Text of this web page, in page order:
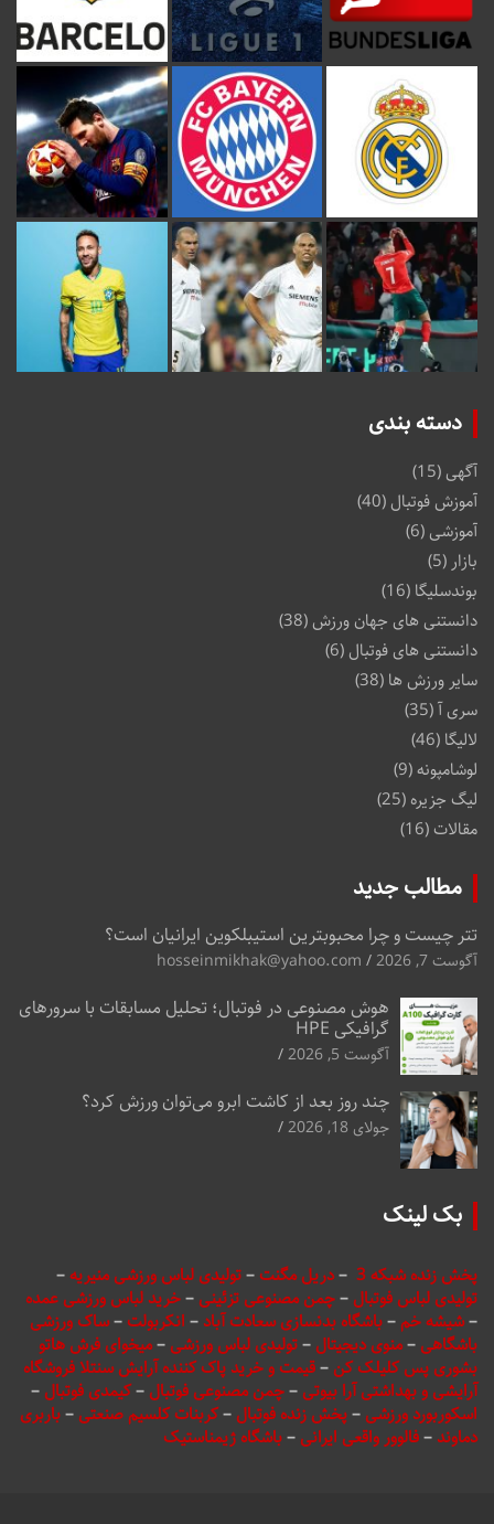
دسته بندی
آگهی(15)
آموزش فوتبال (40)
آموزشی(6)
بازار (5)
بوندسلیگا (16)
دانستنی های جهان ورزش(38)
دانستنی های فوتبال (6)
سایر ورزش ها (38)
سری آ(35)
لالیگا (46)
لوشامپونه(9)
لیگ جزیره (25)
مقالات(16)
مطالب جدید
تتر چیست و چرا محبوبترین استیبلکوین ایرانیان است؟
آگوست 7, 2026 hosseinmikhak@yahoo.com
هوش مصنوعی در فوتبال؛ تحلیل مسابقات با سرورهای
گرافیکی HPE
آگوست 5, 2026
چند روز بعد از کاشت ابرو می‌توان ورزش کرد؟
جولای 18, 2026
بک لینک
پخش زنده شبکه 3 –دریل مگنت–تولیدی لباس ورزشی منیریه–
تولیدی لباس فوتبال –چمن مصنوعی تزئینی –خرید لباس ورزشی عمده
–شیشه خم–باشگاه بدنسازی سعادت آباد – انکربولت–ساک ورزشی
باشگاهی –منوی دیجیتال –تولیدی لباس ورزشی –میخوای فرش هاتو
بشوری پس کلیلک کن –قیمت و خرید پاک کننده آرایش سنتلا فروشگاه
آرایشی و بهداشتی آرا بیوتی –چمن مصنوعی فوتبال –کیمدی فوتبال –
اسکوربورد ورزشی –پخش زنده فوتبال –کربنات کلسیم صنعتی –باربری
دماوند–فالوور واقعی ایرانی –باشگاه ژیمناستیک